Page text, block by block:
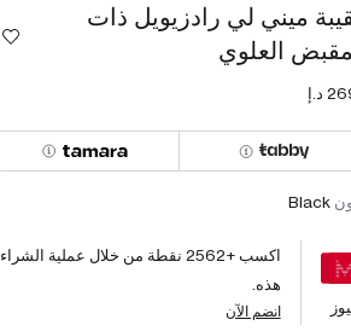
ميني لي رادزيويل ذات
العلوي
Black
اكسب +2562 نقطة من خلال عملية الشراء
هذه.
انضم الآن